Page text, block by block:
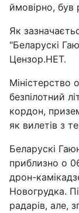
ймовірно, був
Як
"Беларускі
Цензор.НЕТ.
Міністерство
безпілотний
кордон,
як вилетів з
Беларускі
приблизно о
дрон-
Новогрудка.
радарів, але,